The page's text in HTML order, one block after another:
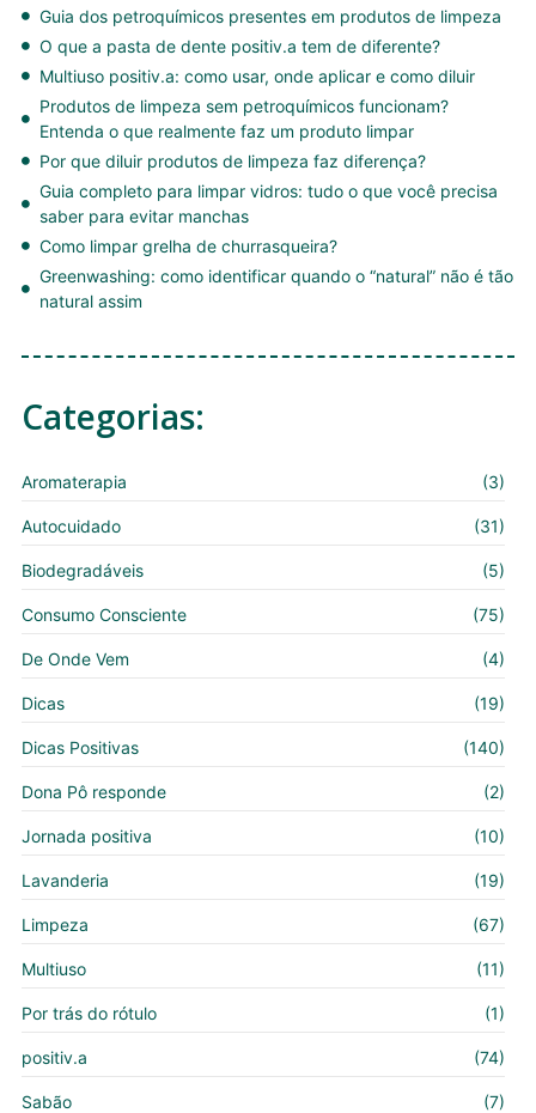
Guia dos petroquímicos presentes em produtos de limpeza
O que a pasta de dente positiv.a tem de diferente?
Multiuso positiv.a: como usar, onde aplicar e como diluir
Produtos de limpeza sem petroquímicos funcionam?
Entenda o que realmente faz um produto limpar
Por que diluir produtos de limpeza faz diferença?
Guia completo para limpar vidros: tudo o que você precisa
saber para evitar manchas
Como limpar grelha de churrasqueira?
Greenwashing: como identificar quando o “natural” não é tão
natural assim
Categorias:
Aromaterapia (3)
Autocuidado (31)
Biodegradáveis (5)
Consumo Consciente (75)
De Onde Vem (4)
Dicas (19)
Dicas Positivas (140)
Dona Pô responde (2)
Jornada positiva (10)
Lavanderia (19)
Limpeza (67)
Multiuso (11)
Por trás do rótulo (1)
positiv.a (74)
Sabão (7)